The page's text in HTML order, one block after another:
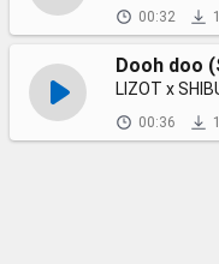
00:32
Dooh doo
LIZOT x
00:36